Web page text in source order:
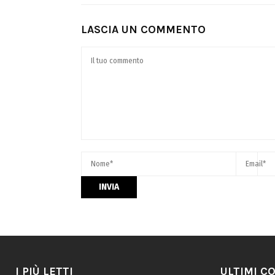
LASCIA UN COMMENTO
I PIÙ LETTI ULTIMI